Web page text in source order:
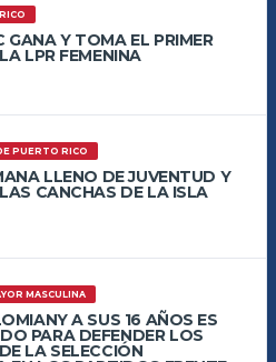
GANA Y TOMA EL PRIMER
LPR FEMENINA
PUERTO RICO
LLENO DE JUVENTUD Y
CANCHAS DE LA ISLA
MASCULINA
A SUS 16 AÑOS ES
PARA DEFENDER LOS
LA SELECCIÓN